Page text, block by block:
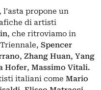
propone un
di artisti
, che ritroviamo in
Spencer
, Zhang Huan, Yang
Hofer, Massimo Vitali.
italiani come Mario